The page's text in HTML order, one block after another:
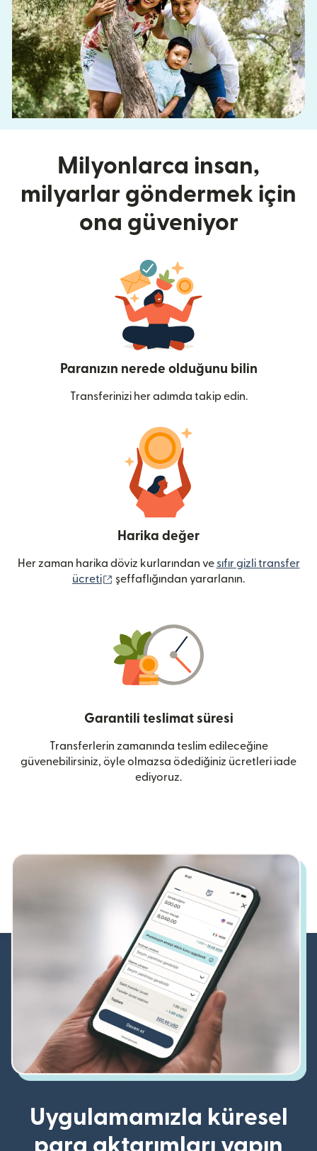
Milyonlarca insan,
milyarlar göndermek için
ona güveniyor
Paranızın nerede olduğunu bilin
Transferinizi her adımda takip edin.
Harika değer
Her zaman harika döviz kurlarından ve sıfır gizli transfer
ücreti
(yeni pencerede açılır)
şeffaflığından yararlanın.
Garantili teslimat süresi
Transferlerin zamanında teslim edileceğine
güvenebilirsiniz, öyle olmazsa ödediğiniz ücretleri iade
ediyoruz.
Uygulamamızla küresel
para aktarımları yapın